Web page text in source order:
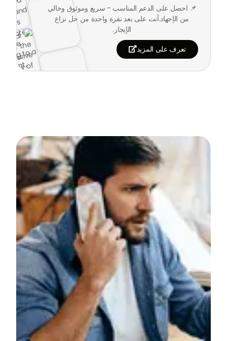
📌 احصل على الدعم المناسب - سريع وموثوق وخالي
من الإجهاد.أنت على بعد نقرة واحدة من حل نزاع
الإيجار.
تعرف على المزيد